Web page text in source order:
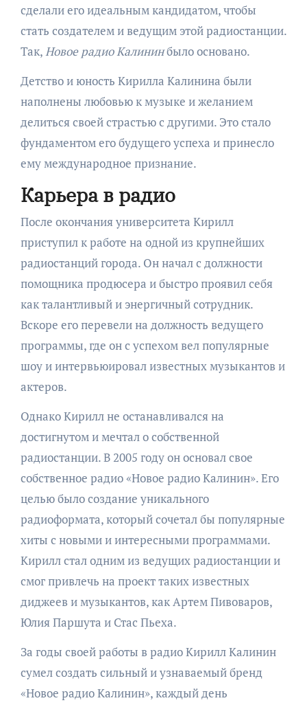
сделали его идеальным кандидатом, чтобы
стать создателем и ведущим этой радиостанции.
Так, Новое радио Калининбыло основано.
Детство и юность Кирилла Калинина были
наполнены любовью к музыке и желанием
делиться своей страстью с другими. Это стало
фундаментом его будущего успеха и принесло
ему международное признание.
Карьера в радио
После окончания университета Кирилл
приступил к работе на одной из крупнейших
радиостанций города. Он начал с должности
помощника продюсера и быстро проявил себя
как талантливый и энергичный сотрудник.
Вскоре его перевели на должность ведущего
программы, где он с успехом вел популярные
шоу и интервьюировал известных музыкантов и
актеров.
Однако Кирилл не останавливался на
достигнутом и мечтал о собственной
радиостанции. В 2005 году он основал свое
собственное радио «Новое радио Калинин». Его
целью было создание уникального
радиоформата, который сочетал бы популярные
хиты с новыми и интересными программами.
Кирилл стал одним из ведущих радиостанции и
смог привлечь на проект таких известных
диджеев и музыкантов, как Артем Пивоваров,
Юлия Паршута и Стас Пьеха.
За годы своей работы в радио Кирилл Калинин
сумел создать сильный и узнаваемый бренд
«Новое радио Калинин», каждый день